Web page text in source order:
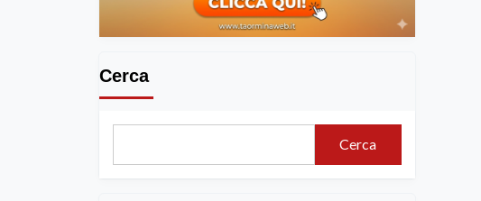
Cerca
Cerca